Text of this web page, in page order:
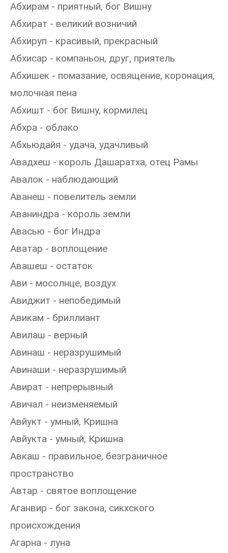
Абхирам - приятный, бог Вишну
Абхират - великий возничий
Абхируп - красивый, прекрасный
Абхисар - компаньон, друг, приятель
Абхишек - помазание, освящение, коронация,
молочная пена
Абхишт - бог Вишну, кормилец
Абхра - облако
Абхьюдайя - удача, удачливый
Авадхеш - король Дашаратха, отец Рамы
Авалок - наблюдающий
Аванеш - повелитель земли
Аваниндра - король земли
Авасью - бог Индра
Аватар - воплощение
Авашеш - остаток
Ави - мосолнце, воздух
Авиджит - непобедимый
Авикам - бриллиант
Авилаш - верный
Авинаш - неразрушимый
Авинаши - неразрушимый
Авират - непрерывный
Авичал - неизменяемый
Авйукт - умный, Кришна
Авйукта - умный, Кришна
Авкаш - правильное, безграничное
пространство
Автар - святое воплощение
Аганвир - бог закона, сикхского
происхождения
Агарна - луна